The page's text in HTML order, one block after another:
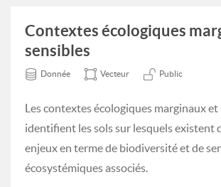
Contextes écologiques
sensibles
Donnée Vecteur Public
Les contextes écologiques marginaux et
identifient les sols sur lesquels existent
enjeux en terme de biodiversité et de
écosystémiques associés.